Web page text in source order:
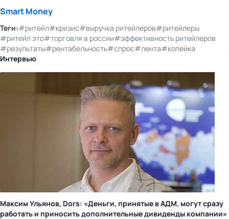
Smart Money
Теги:#ритейл#кризис#выручка ритейлеров#ритейлеры
#ритейл это#торговля в россии#эффективность ритейлеров
#результаты#рентабельность#спрос#лента#копейка
Интервью
Максим Ульянов, Dors: «Деньги, принятые в АДМ, могут сразу
работать и приносить дополнительные дивиденды компании»